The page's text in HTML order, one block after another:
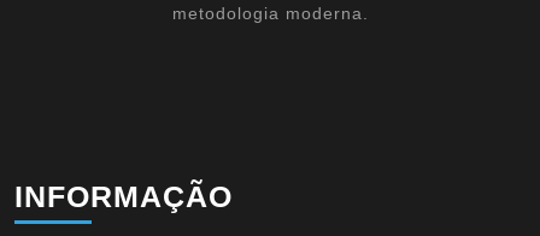
metodologia moderna.
INFORMAÇÃO